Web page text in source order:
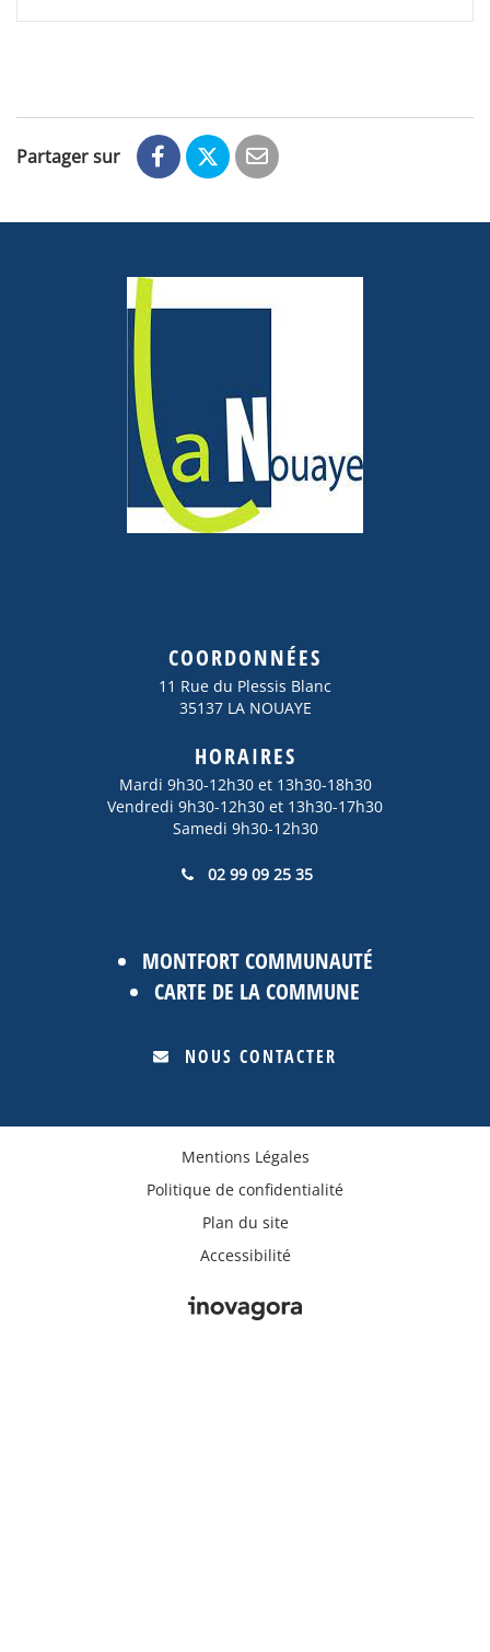
Partager sur
COORDONNÉES
11 Rue du Plessis Blanc
35137 LA NOUAYE
HORAIRES
Mardi 9h30-12h30 et 13h30-18h30
Vendredi 9h30-12h30 et 13h30-17h30
Samedi 9h30-12h30
02 99 09 25 35
MONTFORT COMMUNAUTÉ
CARTE DE LA COMMUNE
NOUS CONTACTER
Mentions Légales
Politique de confidentialité
Plan du site
Accessibilité